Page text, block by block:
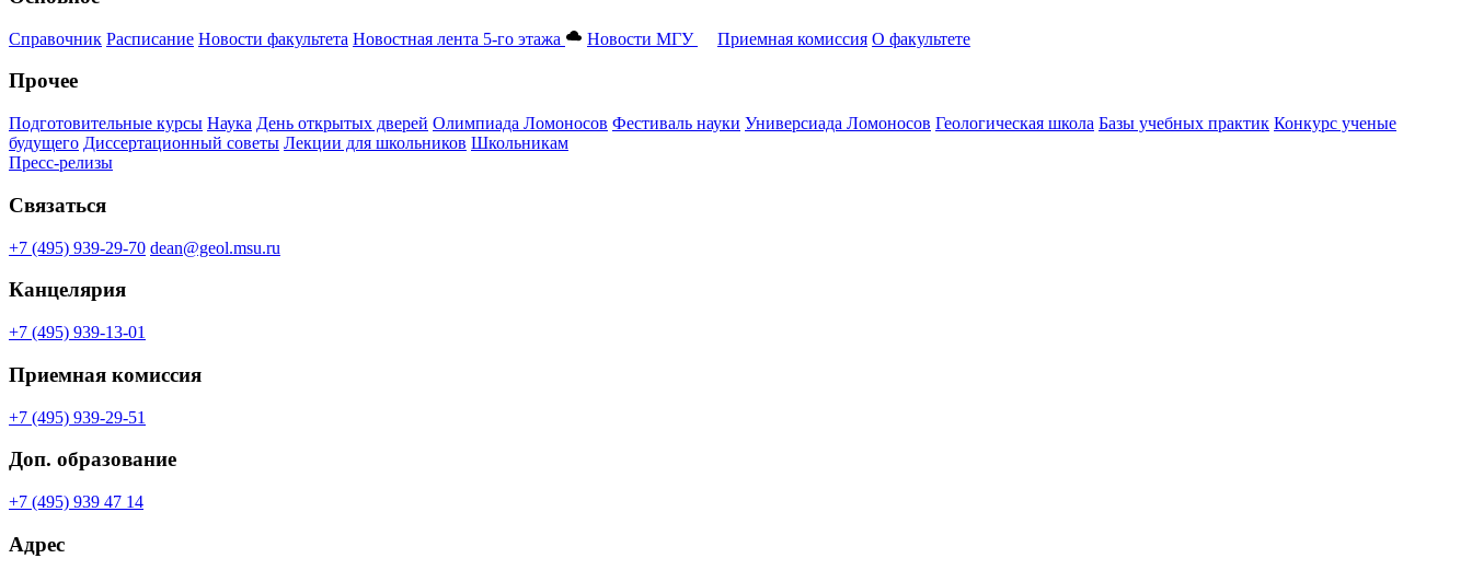
Справочник Расписание Новости факультета Новостная лента 5-го этажа Новости МГУ Приемная комиссия О факультете
Прочее
Подготовительные курсы Наука День открытых дверей Олимпиада Ломоносов Фестиваль науки Универсиада Ломоносов Геологическая школа Базы учебных практик Конкурс ученые
будущего Диссертационный советы Лекции для школьников Школьникам
Пресс-релизы
Связаться
+7 (495) 939-29-70 dean@geol.msu.ru
Канцелярия
+7 (495) 939-13-01
Приемная комиссия
+7 (495) 939-29-51
Доп. образование
+7 (495) 939 47 14
Адрес